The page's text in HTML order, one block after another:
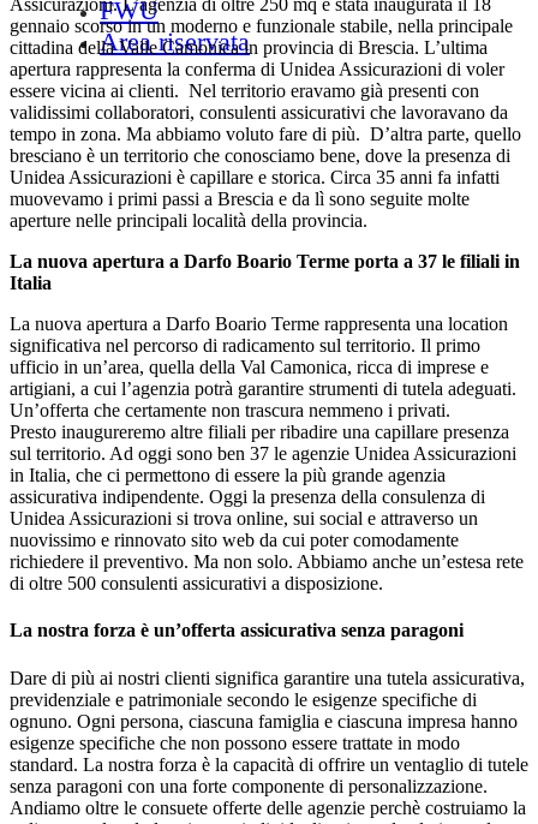
FWU
Area riservata
Assicurazioni. L’agenzia di oltre 250 mq è stata inaugurata il 18
gennaio scorso in un moderno e funzionale stabile, nella principale
cittadina della Valle Camonica in provincia di Brescia. L’ultima
apertura rappresenta la conferma di Unidea Assicurazioni di voler
essere vicina ai clienti. Nel territorio eravamo già presenti con
validissimi collaboratori, consulenti assicurativi che lavoravano da
tempo in zona. Ma abbiamo voluto fare di più. D’altra parte, quello
bresciano è un territorio che conosciamo bene, dove la presenza di
Unidea Assicurazioni è capillare e storica. Circa 35 anni fa infatti
muovevamo i primi passi a Brescia e da lì sono seguite molte
aperture nelle principali località della provincia.
La nuova apertura a Darfo Boario Terme porta a 37 le filiali in
Italia
La nuova apertura a Darfo Boario Terme rappresenta una location
significativa nel percorso di radicamento sul territorio. Il primo
ufficio in un’area, quella della Val Camonica, ricca di imprese e
artigiani, a cui l’agenzia potrà garantire strumenti di tutela adeguati.
Un’offerta che certamente non trascura nemmeno i privati.
Presto inaugureremo altre filiali per ribadire una capillare presenza
sul territorio. Ad oggi sono ben 37 le agenzie Unidea Assicurazioni
in Italia, che ci permettono di essere la più grande agenzia
assicurativa indipendente. Oggi la presenza della consulenza di
Unidea Assicurazioni si trova online, sui social e attraverso un
nuovissimo e rinnovato sito web da cui poter comodamente
richiedere il preventivo. Ma non solo. Abbiamo anche un’estesa rete
di oltre 500 consulenti assicurativi a disposizione.
La nostra forza è un’offerta assicurativa senza paragoni
Dare di più ai nostri clienti significa garantire una tutela assicurativa,
previdenziale e patrimoniale secondo le esigenze specifiche di
ognuno. Ogni persona, ciascuna famiglia e ciascuna impresa hanno
esigenze specifiche che non possono essere trattate in modo
standard. La nostra forza è la capacità di offrire un ventaglio di tutele
senza paragoni con una forte componente di personalizzazione.
Andiamo oltre le consuete offerte delle agenzie perchè costruiamo la